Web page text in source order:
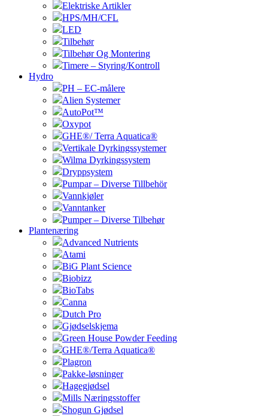
Elektriske Artikler
HPS/MH/CFL
LED
Tilbehør
Tilbehør Og Montering
Timere – Styring/Kontroll
Hydro
PH – EC-målere
Alien Systemer
AutoPot™
Oxypot
GHE®/ Terra Aquatica®
Vertikale Dyrkingssystemer
Wilma Dyrkingssystem
Dryppsystem
Pumpar – Diverse Tillbehör
Vannkjøler
Vanntanker
Pumper – Diverse Tilbehør
Plantenæring
Advanced Nutrients
Atami
BiG Plant Science
Biobizz
BioTabs
Canna
Dutch Pro
Gjødselskjema
Green House Powder Feeding
GHE®/Terra Aquatica®
Plagron
Pakke-løsninger
Hagegjødsel
Mills Næringsstoffer
Shogun Gjødsel